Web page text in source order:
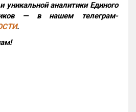
уникальной аналитики Единого
— в нашем телеграм-
.